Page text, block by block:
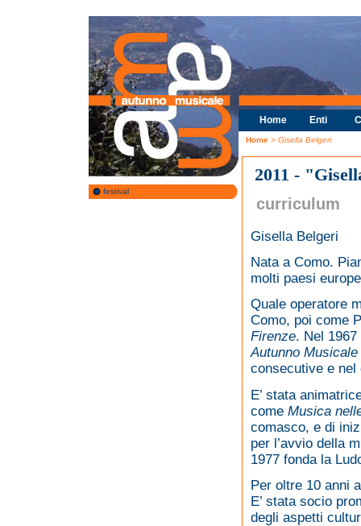
festival
Home Enti
Home > Gisella Belgeri
2011 -
curriculum
Gisella Belgeri
Nata a Como.
molti paesi
Quale operatore
Como, poi come
Firenze. Nel
Autunno
consecutive e
E’ stata
come Musica
comasco, e di
per l’avvio della
1977 fonda la
Per oltre 10 anni
E’ stata socio
degli aspetti